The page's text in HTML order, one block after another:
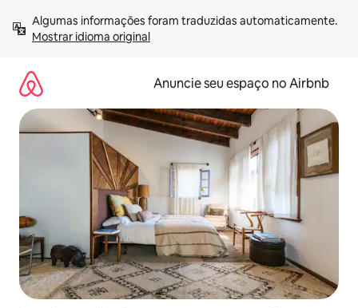
para
Mostrar idioma original
Anuncie seu espaço no Airbnb